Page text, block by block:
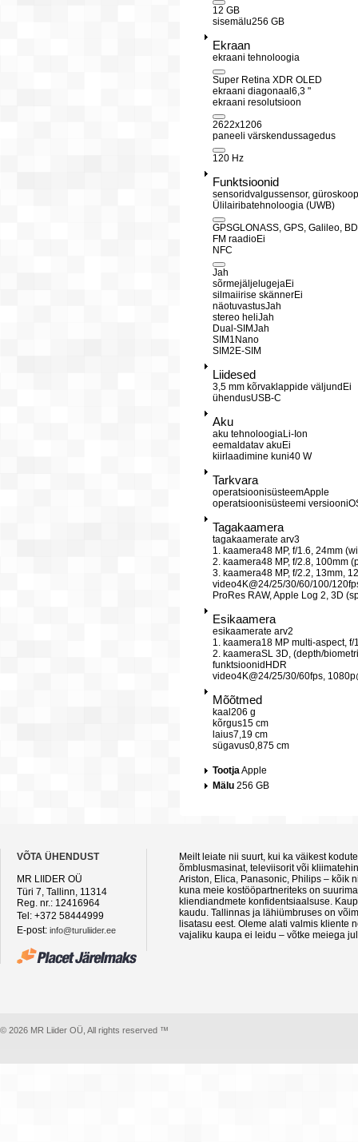
12 GB
sisemälu256 GB
Ekraan
ekraani tehnoloogia
Super Retina XDR OLED
ekraani diagonaal 6,3 "
ekraani resolutsioon
2622x1206
paneeli värskendussagedus
120 Hz
Funktsioonid
sensoridvalgussensor,
Ülilairibatehnoloogia (UWB)
GPSGLONASS, GPS, Galileo,
FM raadioEi
NFC
Jah
sõrmejäljelugejaEi
silmaiirise skännerEi
näotuvastusJah
stereo heliJah
Dual-SIMJah
SIM1 Nano
SIM2 E-SIM
Liidesed
3,5 mm kõrvaklappide väljund Ei
ühendusUSB-C
Aku
aku tehnoloogiaLi-Ion
eemaldatav aku Ei
kiirlaadimine kuni40 W
Tarkvara
operatsioonisüsteemApple
operatsioonisüsteemi versioon
Tagakaamera
tagakaamerate arv3
1. kaamera48 MP, f/1.6, 24mm
2. kaamera48 MP, f/2.8, 100mm
3. kaamera48 MP, f/2.2, 13mm,
video4K@24/25/30/60/100/
ProRes RAW, Apple Log 2, 3D
Esikaamera
esikaamerate arv2
1. kaamera18 MP multi-aspect, f/
2. kaameraSL 3D, (depth/
funktsioonid HDR
video4K@24/25/30/60fps,
Mõõtmed
kaal 206 g
kõrgus15 cm
laius7,19 cm
sügavus0,875 cm
TootjaApple
Mälu 256 GB
VÕTA ÜHENDUST
MR LIIDER OÜ
Türi 7, Tallinn, 11314
Reg. nr.: 12416964
Tel: +372 58444999
E-post: info@turuliider.ee
© 2026 MR Liider OÜ, All rights reserved ™
Meilt leiate nii suurt, kui ka väikest
õmblusmasinat, televiisorit või
Ariston, Elica, Panasonic, Philips – kõik
kuna meie kostööpartneriteks on
kliendiandmete konfidentsiaalsuse.
kaudu. Tallinnas ja lähiümbruses on
lisatasu eest. Oleme alati valmis kliente
vajaliku kaupa ei leidu – võtke meiega